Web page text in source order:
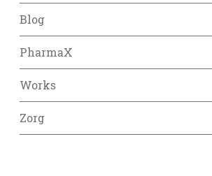
Blog
PharmaX
Works
Zorg